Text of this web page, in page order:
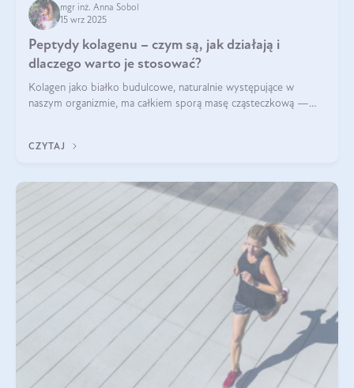
mgr inż. Anna Sobol
15 wrz 2025
Peptydy kolagenu – czym są, jak działają i
dlaczego warto je stosować?
Kolagen jako białko budulcowe, naturalnie występujące w
naszym organizmie, ma całkiem sporą masę cząsteczkową —
bardziej biodostępny
CZYTAJ